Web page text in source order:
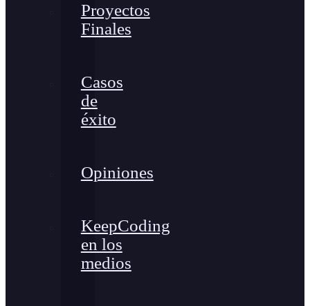
Proyectos
Finales
Casos
de
éxito
Opiniones
KeepCoding
en los
medios